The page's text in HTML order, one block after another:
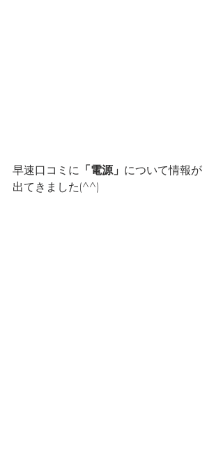
早速口コミに 「電源」 について情報が
出てきました(^^)